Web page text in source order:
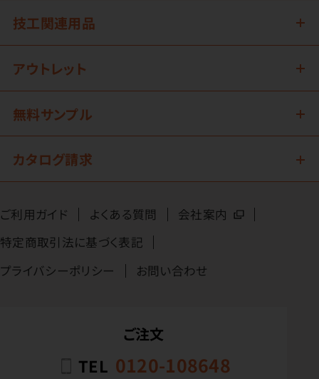
技工関連用品
アウトレット
無料サンプル
カタログ請求
ご利用ガイド よくある質問
会社案内
特定商取引法に基づく表記
プライバシーポリシー
お問い合わせ
ご注文
TEL 0120-108648